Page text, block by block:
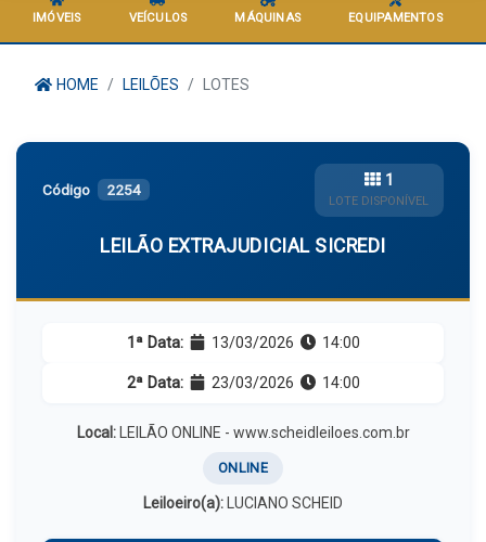
IMÓVEIS VEÍCULOS MÁQUINAS EQUIPAMENTOS
HOME LEILÕES LOTES
Código 2254
1
LOTE DISPONÍVEL
LEILÃO EXTRAJUDICIAL SICREDI
1ª Data: 13/03/2026 14:00
2ª Data: 23/03/2026 14:00
Local:LEILÃO ONLINE - www.scheidleiloes.com.br
ONLINE
Leiloeiro(a): LUCIANO SCHEID